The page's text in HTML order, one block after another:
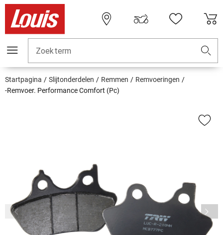
Zoekterm
Startpagina Slijtonderdelen Remmen
Remvoeringen
-Remvoer. Performance Comfort (Pc)